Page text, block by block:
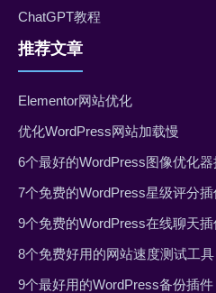
ChatGPT教程
推荐文章
Elementor网站优化
优化WordPress网站加载慢
6个最好的WordPress图像优化
7个免费的WordPress星级评分插
9个免费的WordPress在线聊天插
8个免费好用的网站速度测试工具
9个最好用的WordPress备份插件